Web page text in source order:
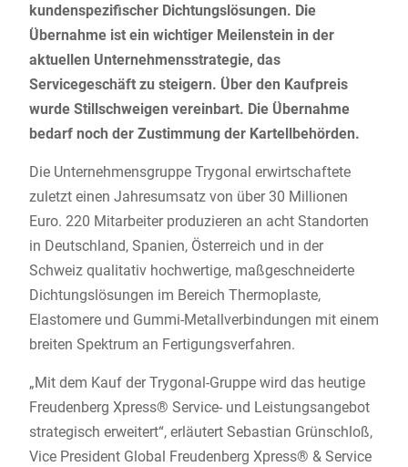
kundenspezifischer Dichtungslösungen. Die
Übernahme ist ein wichtiger Meilenstein in der
aktuellen Unternehmensstrategie, das
Servicegeschäft zu steigern. Über den Kaufpreis
wurde Stillschweigen vereinbart. Die Übernahme
bedarf noch der Zustimmung der Kartellbehörden.
Die Unternehmensgruppe Trygonal erwirtschaftete
zuletzt einen Jahresumsatz von über 30 Millionen
Euro. 220 Mitarbeiter produzieren an acht Standorten
in Deutschland, Spanien, Österreich und in der
Schweiz qualitativ hochwertige, maßgeschneiderte
Dichtungslösungen im Bereich Thermoplaste,
Elastomere und Gummi-Metallverbindungen mit einem
breiten Spektrum an Fertigungsverfahren.
„Mit dem Kauf der Trygonal-Gruppe wird das heutige
Freudenberg Xpress® Service- und Leistungsangebot
strategisch erweitert“, erläutert Sebastian Grünschloß,
Vice President Global Freudenberg Xpress® & Service